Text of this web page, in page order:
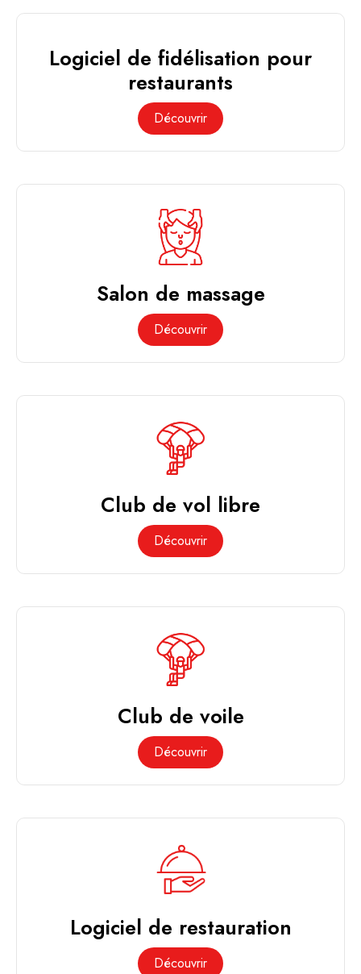
Logiciel de fidélisation pour
restaurants
Découvrir
Salon de massage
Découvrir
Club de vol libre
Découvrir
Club de voile
Découvrir
Logiciel de restauration
Découvrir